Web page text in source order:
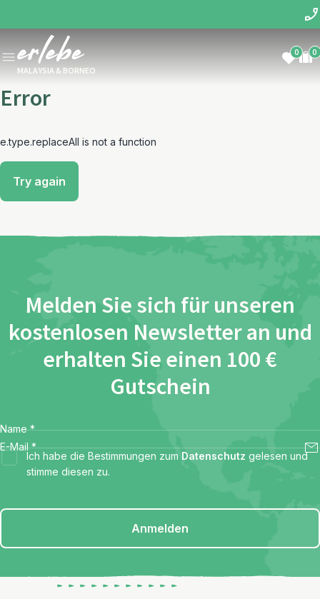
MALAYSIA & BORNEO
0 0
Error
e.type.replaceAll is not a function
Try again
Melden Sie sich für unseren
kostenlosen Newsletter an und
erhalten Sie einen 100 €
Gutschein
Name *
E-Mail *
Ich habe die Bestimmungen zum Datenschutz gelesen und
stimme diesen zu.
Anmelden